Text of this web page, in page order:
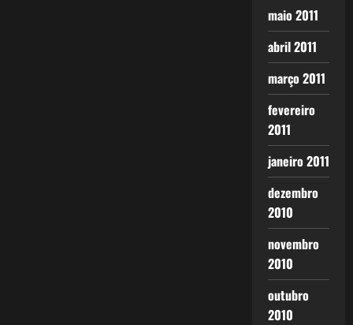
maio 2011
abril 2011
março 2011
fevereiro
2011
janeiro 2011
dezembro
2010
novembro
2010
outubro
2010